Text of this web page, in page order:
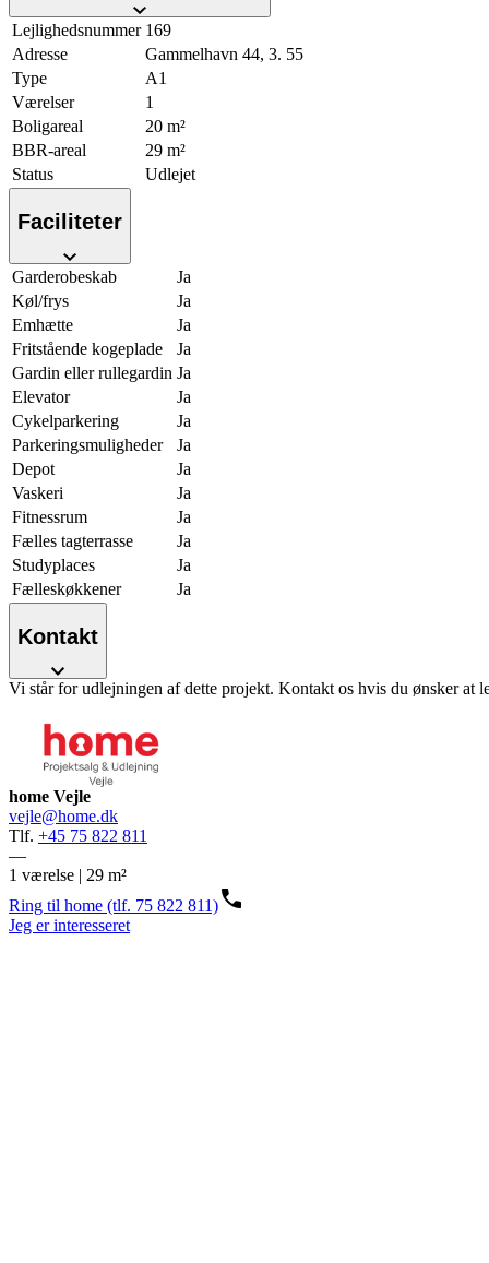
Lejlighedsnummer 169
Adresse
Gammelhavn 44, 3. 55
Type
A1
Værelser
1
Boligareal
20 m²
BBR-areal
29 m²
Status
Udlejet
Faciliteter
Garderobeskab
Ja
Køl/frys
Ja
Emhætte
Ja
Fritstående kogeplade
Ja
Gardin eller rullegardin Ja
Elevator
Ja
Cykelparkering
Ja
Parkeringsmuligheder
Ja
Depot
Ja
Vaskeri
Ja
Fitnessrum
Ja
Fælles tagterrasse
Ja
Studyplaces
Ja
Fælleskøkkener
Ja
Kontakt
Vi står for udlejningen af dette projekt. Kontakt os hvis du ønsker at
home Vejle
vejle@home.dk
Tlf. +45 75 822 811
—
1 værelse | 29 m²
Ring til home (tlf. 75 822 811)
Jeg er interesseret